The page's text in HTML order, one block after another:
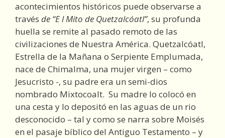
acontecimientos históricos puede observarse a
través de “E l Mito de Quetzalcóatl”, su profunda
huella se remite al pasado remoto de las
civilizaciones de Nuestra América. Quetzalcóatl,
Estrella de la Mañana o Serpiente Emplumada,
nace de Chimalma, una mujer virgen – como
Jesucristo -, su padre era un semi-dios
nombrado Mixtocoalt. Su madre lo colocó en
una cesta y lo depositó en las aguas de un rio
desconocido – tal y como se narra sobre Moisés
en el pasaje bíblico del Antiguo Testamento – y